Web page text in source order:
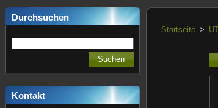
Durchsuchen
Kontakt
Startseite >